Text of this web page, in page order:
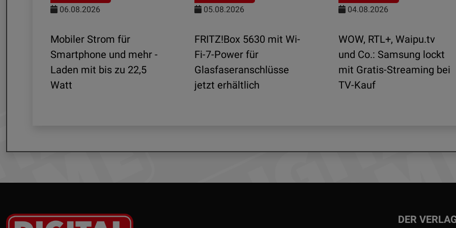
06.08.2026
Mobiler Strom für
Smartphone und mehr -
Laden mit bis zu 22,5
Watt
05.08.2026
FRITZ!Box 5630 mit Wi-
Fi-7-Power für
Glasfaseranschlüsse
jetzt erhältlich
04.08.2026
WOW, RTL+, Waipu.tv
und Co.: Samsung lockt
mit Gratis-Streaming bei
TV-Kauf
DER